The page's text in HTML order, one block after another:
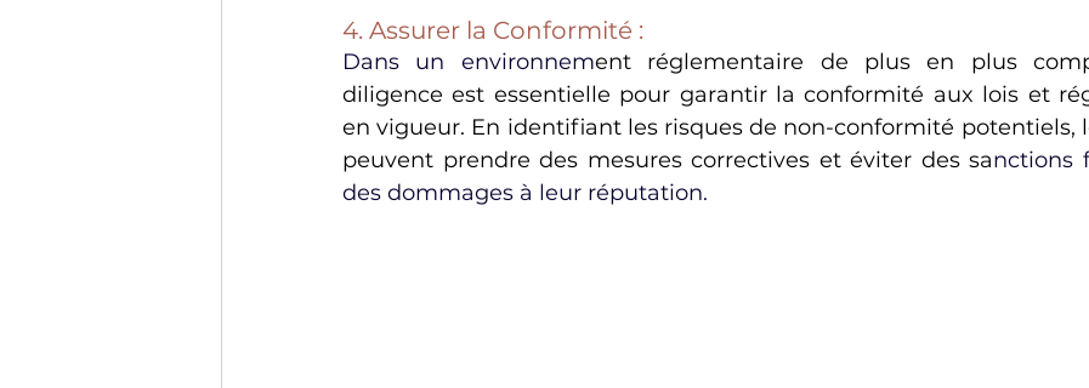
4. Assurer la Conformité :
Dans un environnement réglementaire de plus en plus
diligence est essentielle pour garantir la conformité aux lois et
en vigueur. En identifiant les risques de non-conformité potentiels,
peuvent prendre des mesures correctives et éviter des sanctions
des dommages à leur réputation.